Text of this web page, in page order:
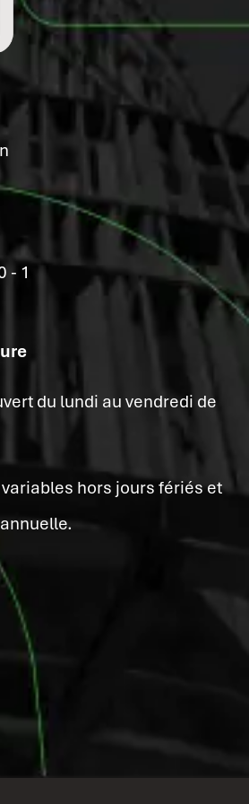
- 1
du lundi au vendredi de
hors jours fériés et